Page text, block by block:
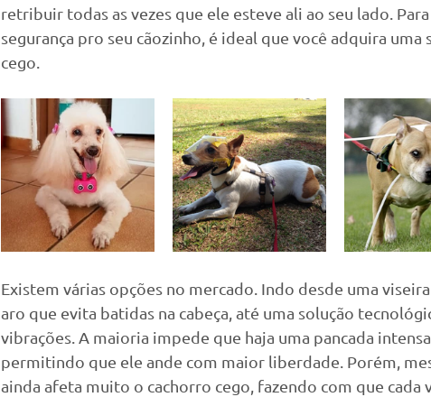
retribuir todas as vezes que ele esteve ali ao seu lado.
segurança pro seu cãozinho, é ideal que você adquira
cego.
Existem várias opções no mercado. Indo desde uma
aro que evita batidas na cabeça, até uma solução
vibrações. A maioria impede que haja uma pancada
permitindo que ele ande com maior liberdade. Porém,
ainda afeta muito o cachorro cego, fazendo com que cada